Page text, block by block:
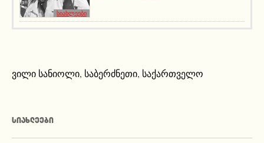
სიახლეები
ვილი სანიოლი, საბერძნეთი, საქართველო
ᲡᲘᲐᲮᲚᲔᲔᲑᲘ